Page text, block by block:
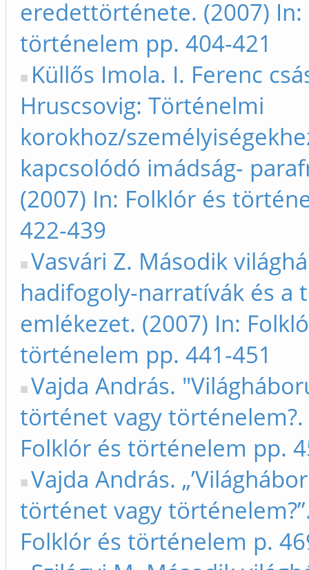
eredettörténete. (2007) In:
történelem pp. 404-421
Küllős Imola. I. Ferenc
Hruscsovig: Történelmi
korokhoz/
kapcsolódó imádság-
(2007) In: Folklór és
422-439
Vasvári Z. Második
hadifogoly-narratívák és a
emlékezet. (2007) In:
történelem pp. 441-451
Vajda András.
történet vagy történelem?.
Folklór és történelem pp.
Vajda András.
történet vagy
Folklór és történelem p.